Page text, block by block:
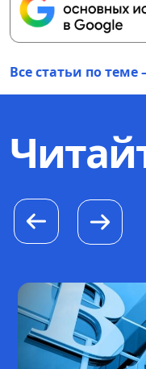
Все статьи по